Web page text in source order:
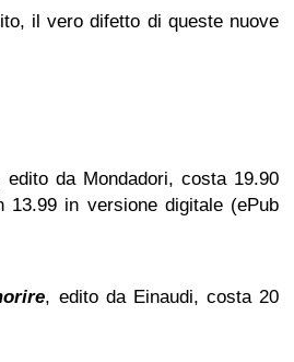
il vero difetto di queste nuove
edito da Mondadori, costa 19.90
13.99 in versione digitale (ePub
, edito da Einaudi, costa 20